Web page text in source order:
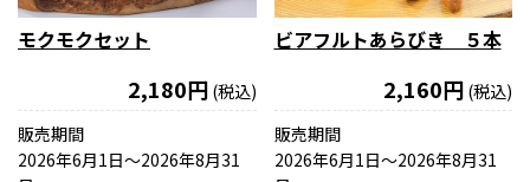
モクモクセット
2,180円 (税込)
販売期間
2026年6月1日〜2026年8月31
ビアフルトあらびき ５本
2,160円 (税込)
販売期間
2026年6月1日〜2026年8月31